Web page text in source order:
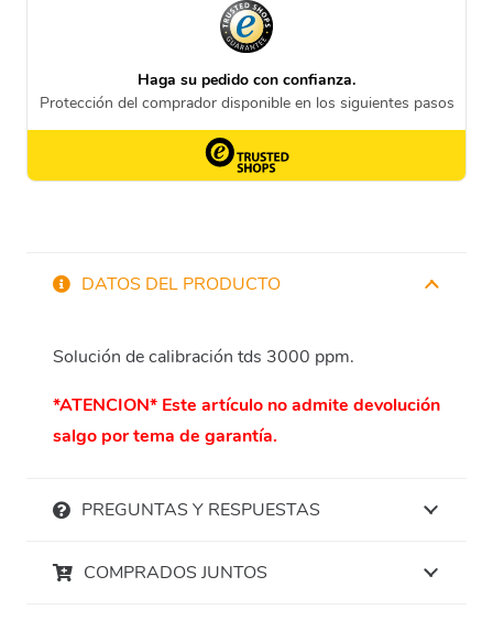
DATOS DEL PRODUCTO
Solución de calibración tds 3000 ppm.
*ATENCION* Este artículo no admite devolución
salgo por tema de garantía.
PREGUNTAS Y RESPUESTAS
COMPRADOS JUNTOS